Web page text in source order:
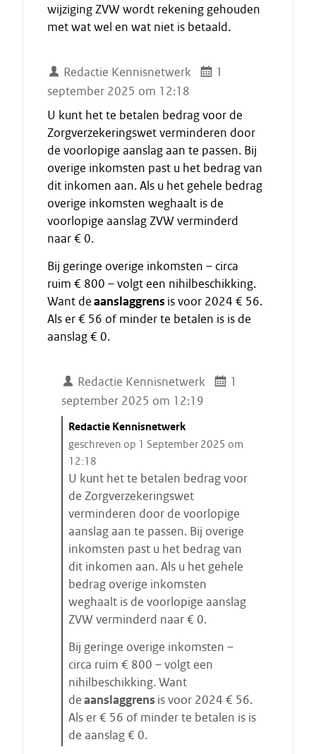
wijziging ZVW wordt rekening gehouden
met wat wel en wat niet is betaald.
Redactie Kennisnetwerk
1
september 2025 om 12:18
U kunt het te betalen bedrag voor de
Zorgverzekeringswet verminderen door
de voorlopige aanslag aan te passen. Bij
overige inkomsten past u het bedrag van
dit inkomen aan. Als u het gehele bedrag
overige inkomsten weghaalt is de
voorlopige aanslag ZVW verminderd
naar € 0.
Bij geringe overige inkomsten – circa
ruim € 800 – volgt een nihilbeschikking.
Want deaanslaggrens is voor 2024 € 56.
Als er € 56 of minder te betalen is is de
aanslag € 0.
Redactie Kennisnetwerk
1
september 2025 om 12:19
C
i
t
a
a
t
s
t
a
r
e
Redactie Kennisnetwerk
geschreven op 1 September 2025 om
12:18
U kunt het te betalen bedrag voor
de Zorgverzekeringswet
verminderen door de voorlopige
aanslag aan te passen. Bij overige
inkomsten past u het bedrag van
dit inkomen aan. Als u het gehele
bedrag overige inkomsten
weghaalt is de voorlopige aanslag
ZVW verminderd naar € 0.
Bij geringe overige inkomsten –
circa ruim € 800 – volgt een
nihilbeschikking. Want
deaanslaggrens is voor 2024 € 56.
Als er € 56 of minder te betalen is is
de aanslag € 0.